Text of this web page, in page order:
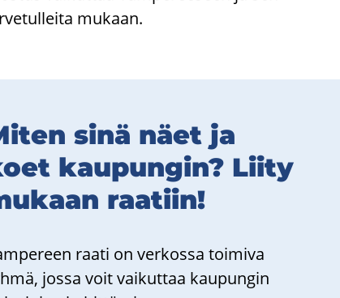
mu­kaan.
sinä näet ja
kau­pun­gin? Liity
raa­tiin!
raati on ver­kos­sa toi­mi­va
jossa voit vai­kut­taa kau­pun­gin